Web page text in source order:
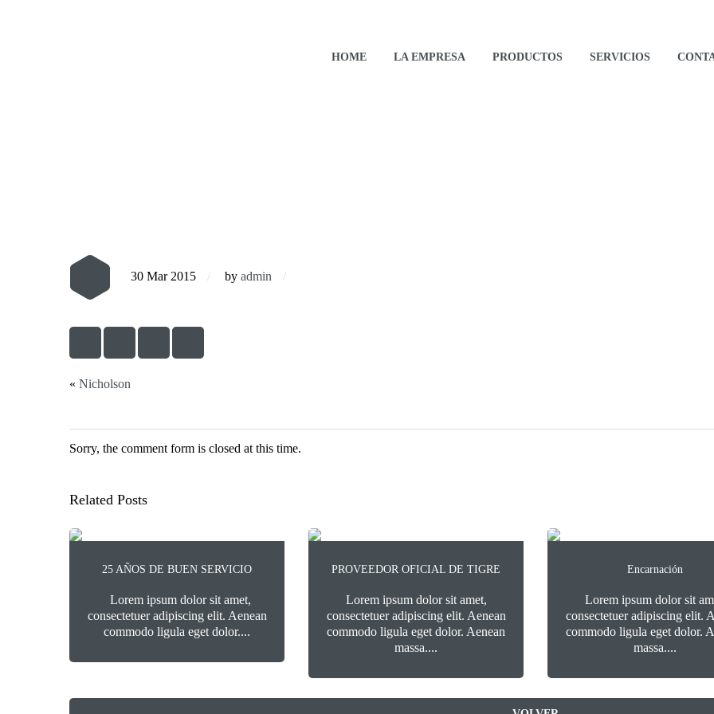
HOME LA EMPRESA PRODUCTOS SERVICIOS
30 Mar 2015 by admin
« Nicholson
Sorry, the comment form is closed at this time.
Related Posts
25 AÑOS DE BUEN SERVICIO
Lorem ipsum dolor sit amet,
consectetuer adipiscing elit. Aenean
commodo ligula eget dolor....
PROVEEDOR OFICIAL DE TIGRE
Lorem ipsum dolor sit amet,
consectetuer adipiscing elit. Aenean
commodo ligula eget dolor. Aenean
massa....
Encarnación
Lorem ipsum dolor sit
consectetuer adipiscing elit.
commodo ligula eget dolor.
massa....